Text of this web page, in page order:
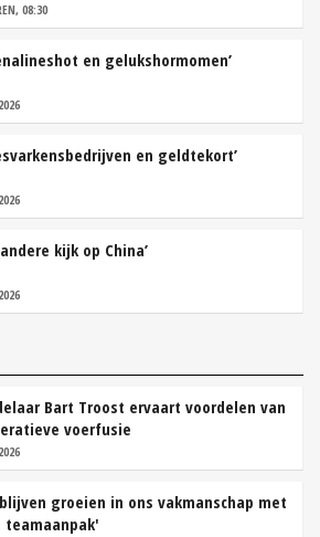
08:30
en gelukshormomen’
en geldtekort’
andere kijk op China’
Bart Troost ervaart voordelen van
voerfusie
groeien in ons vakmanschap met
teamaanpak'